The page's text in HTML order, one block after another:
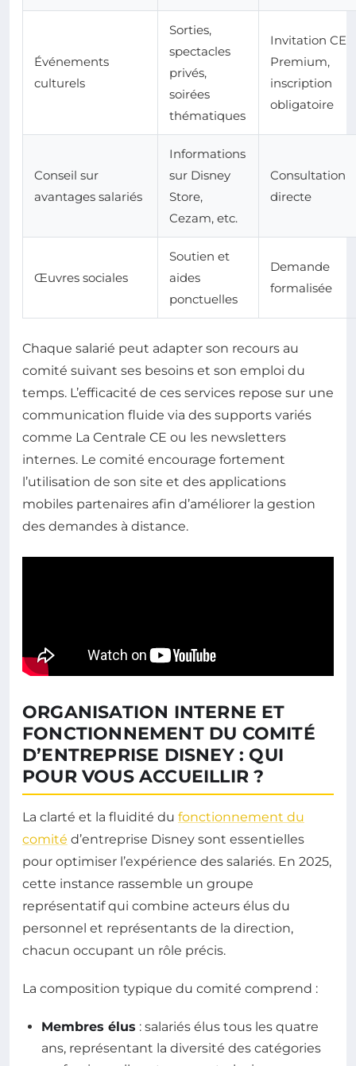
Événements
culturels
Sorties,
spectacles
privés,
soirées
thématiques
Invitation CE
Premium,
inscription
obligatoire
Conseil sur
avantages salariés
Informations
sur Disney
Store,
Cezam, etc.
Consultation
directe
Œuvres sociales
Soutien et
aides
ponctuelles
Demande
formalisée
Chaque salarié peut adapter son recours au
comité suivant ses besoins et son emploi du
temps. L’efficacité de ces services repose sur une
communication fluide via des supports variés
comme La Centrale CE ou les newsletters
internes. Le comité encourage fortement
l’utilisation de son site et des applications
mobiles partenaires afin d’améliorer la gestion
des demandes à distance.
ORGANISATION INTERNE ET
FONCTIONNEMENT DU COMITÉ
D’ENTREPRISE DISNEY : QUI
POUR VOUS ACCUEILLIR ?
La clarté et la fluidité du fonctionnement du
comité d’entreprise Disney sont essentielles
pour optimiser l’expérience des salariés. En 2025,
cette instance rassemble un groupe
représentatif qui combine acteurs élus du
personnel et représentants de la direction,
chacun occupant un rôle précis.
La composition typique du comité comprend :
Membres élus : salariés élus tous les quatre
ans, représentant la diversité des catégories